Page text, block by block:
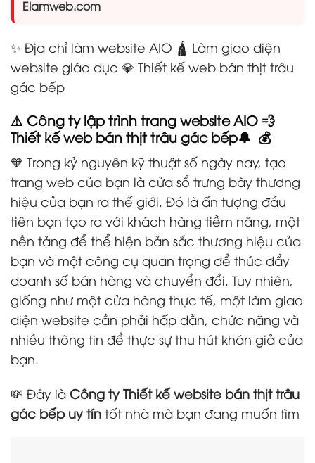
Elamweb.com
✨ Địa chỉ làm website AIO 🛕 Làm giao diện
website giáo dục 💎 Thiết kế web bán thịt trâu
gác bếp
⚠️ Công ty lập trình trang website AIO 💨
Thiết kế web bán thịt trâu gác bếp🔔 💰
🧡 Trong kỷ nguyên kỹ thuật số ngày nay, tạo
trang web của bạn là cửa sổ trưng bày thương
hiệu của bạn ra thế giới. Đó là ấn tượng đầu
tiên bạn tạo ra với khách hàng tiềm năng, một
nền tảng để thể hiện bản sắc thương hiệu của
bạn và một công cụ quan trọng để thúc đẩy
doanh số bán hàng và chuyển đổi. Tuy nhiên,
giống như một cửa hàng thực tế, một làm giao
diện website cần phải hấp dẫn, chức năng và
nhiều thông tin để thực sự thu hút khán giả của
bạn.
💸 Đây là Công ty Thiết kế website bán thịt trâu
gác bếp uy tín tốt nhà mà bạn đang muốn tìm